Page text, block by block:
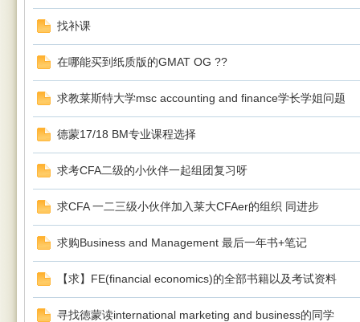
找补课
在哪能买到纸质版的GMAT OG ??
求教莱斯特大学msc accounting and finance学长学姐问题
德蒙17/18 BM专业课程选择
求考CFA二级的小伙伴一起组团复习呀
求CFA 一二三级小伙伴加入莱大CFAer的组织 同进步
求购Business and Management 最后一年书+笔记
【求】FE(financial economics)的全部书籍以及考试资料
寻找徳蒙读international marketing and business的同学